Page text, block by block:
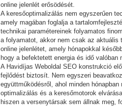
online jelenlét erősödését.
A keresőoptimalizálás nem egyszerűen
amely magában foglalja a
technikai paramétereinek folyamatos
a folyamatot, akkor nem csak az aktuális
online jelenlétet, amely hónapokkal
hogy a befektetett energia és idő valóban
A Havidíjas Weboldal SEO konstrukció
fejlődést biztosít. Nem egyszeri
együttműködésről, ahol minden
optimalizálás és a keresőmotorok
hiszen a versenytársak sem állnak meg,